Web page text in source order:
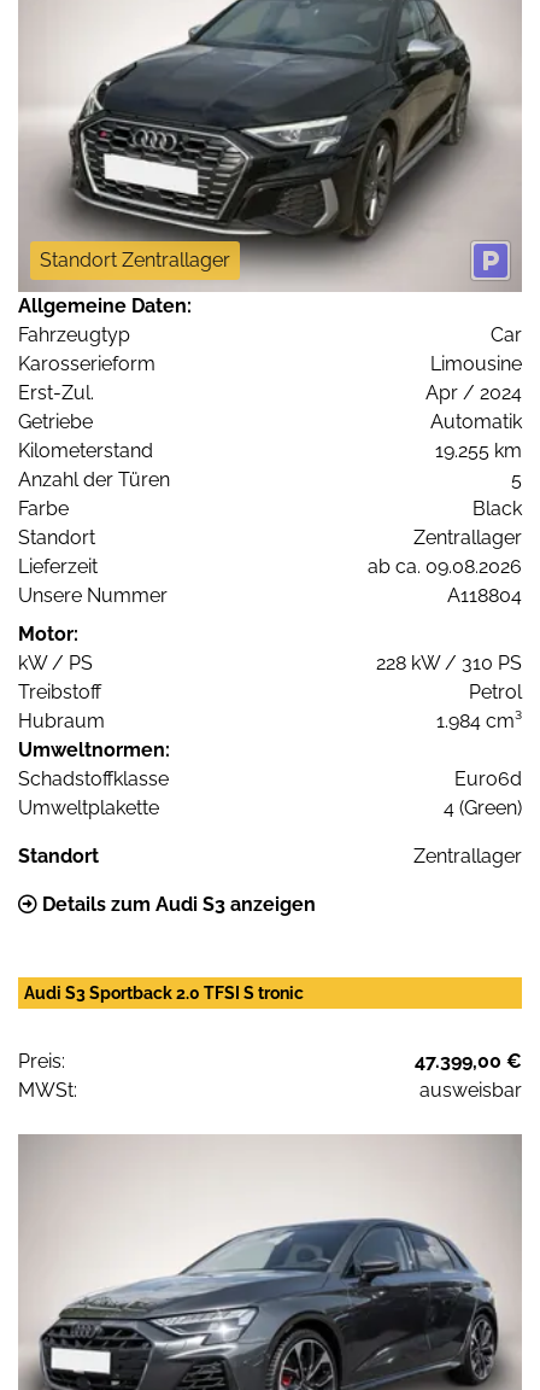
Standort Zentrallager
Allgemeine Daten:
Fahrzeugtyp
Car
Karosserieform
Limousine
Erst-Zul.
Apr / 2024
Getriebe
Automatik
Kilometerstand
19.255 km
Anzahl der Türen
5
Farbe
Black
Standort
Zentrallager
Lieferzeit
ab ca. 09.08.2026
Unsere Nummer
A118804
Motor:
kW / PS
228 kW / 310 PS
Treibstoff
Petrol
Hubraum
1.984 cm³
Umweltnormen:
Schadstoffklasse
Euro6d
Umweltplakette
4 (Green)
Standort Zentrallager
Details zum Audi S3 anzeigen
Audi S3 Sportback 2.0 TFSI S tronic
Preis:
47.399,00 €
MWSt:
ausweisbar